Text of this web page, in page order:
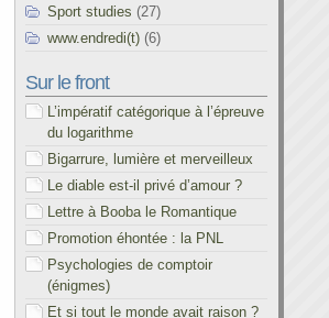
Sport studies (27)
www.endredi(t) (6)
Sur le front
L’impératif catégorique à l’épreuve
du logarithme
Bigarrure, lumière et merveilleux
Le diable est-il privé d’amour ?
Lettre à Booba le Romantique
Promotion éhontée : la PNL
Psychologies de comptoir
(énigmes)
Et si tout le monde avait raison ?